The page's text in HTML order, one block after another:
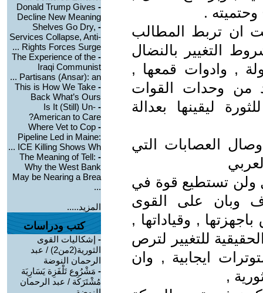
.
ان تربط المطالب
التغيير بالنضال
, وادوات قمعها ,
من وحدات القوات
ليقينها بعدالة
العصابات التي
ولن تستطيع قوة في
وبان على القوى
, وقياداتها ,
للتغيير لترص
ايجابية , وان
,
-
Donald Trump Gives
Decline New Meaning
-
Shelves Go Dry,
Services Collapse, Anti-
Rights Forces Surge ...
-
The Experience of the
Iraqi Communist
Partisans (Ansar): an ...
-
This is How We Take
Back What’s Ours
-
Is It (Still) Un-
American to Care?
-
Where Vet to Cop
Pipeline Led in Maine:
ICE Killing Shows Wh ...
-
The Meaning of Tell:
Why the West Bank
May be Nearing a Brea
...
المزيد.....
كتب ودراسات
- إشكاليات القوى
الثورية(2من2) / عبد
الرحمان النوضة
- مَشْرُوع تَلْفَزِة يَسَارِيَة
مُشْتَرَكَة / عبد الرحمان